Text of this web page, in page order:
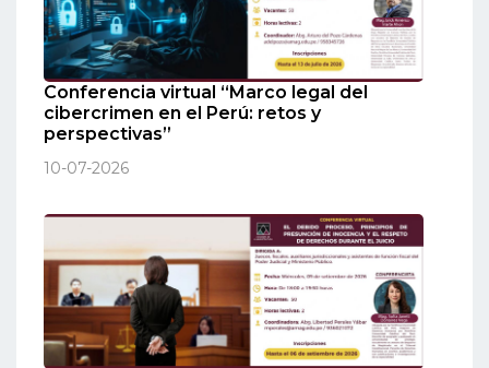
Conferencia virtual “Marco legal del
cibercrimen en el Perú: retos y
perspectivas”
10-07-2026